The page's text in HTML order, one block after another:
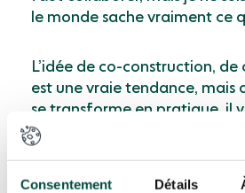
Consentement Détails
le monde sache vraiment ce
L’idée de co-construction,
est une vraie tendance, mais
se transforme en pratique, il
chemin.
Le problème selon moi, c’est